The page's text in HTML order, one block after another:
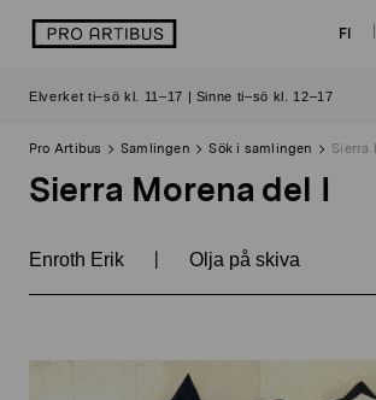
logo FI
Elverket ti–sö kl. 11–17 | Sinne ti–sö kl. 12–17
Pro Artibus Samlingen Sök i samlingen Sierra
Sierra Morena del I
Enroth Erik | Olja på skiva